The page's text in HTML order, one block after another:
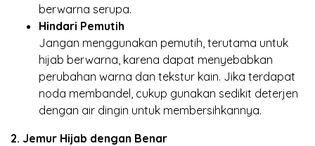
berwarna serupa.
Hindari Pemutih
Jangan menggunakan pemutih, terutama untuk
hijab berwarna, karena dapat menyebabkan
perubahan warna dan tekstur kain. Jika terdapat
noda membandel, cukup gunakan sedikit deterjen
dengan air dingin untuk membersihkannya.
2. Jemur Hijab dengan Benar